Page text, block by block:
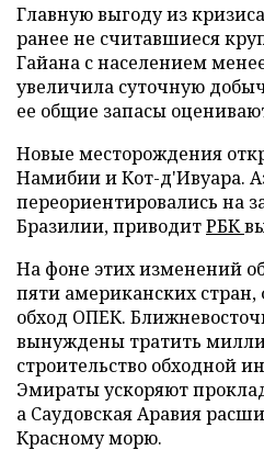
Главную выгоду из
ранее не считавшиеся
Гайана с населением
увеличила суточную
ее общие запасы
Новые месторождения
Намибии и Кот-д'Ивуара.
переориентировались на
Бразилии, приводитРБК
На фоне этих изменений
пяти американских
обход ОПЕК.
вынуждены тратить
строительство обходной
Эмираты ускоряют
а Саудовская Аравия
Красному морю.